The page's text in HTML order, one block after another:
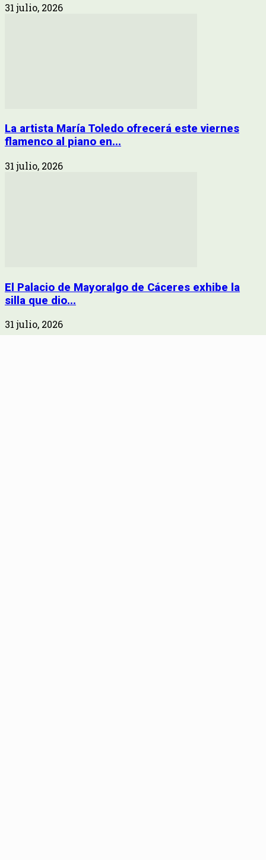
31 julio, 2026
La artista María Toledo ofrecerá este viernes
flamenco al piano en...
31 julio, 2026
El Palacio de Mayoralgo de Cáceres exhibe la
silla que dio...
31 julio, 2026